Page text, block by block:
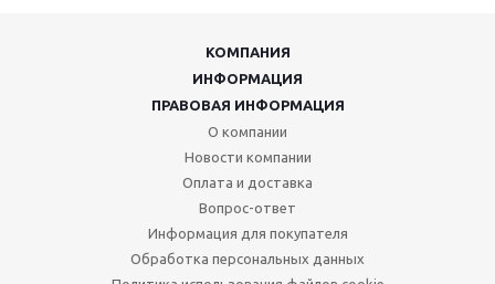
КОМПАНИЯ
ИНФОРМАЦИЯ
ПРАВОВАЯ ИНФОРМАЦИЯ
О компании
Новости компании
Оплата и доставка
Вопрос-ответ
Информация для покупателя
Обработка персональных данных